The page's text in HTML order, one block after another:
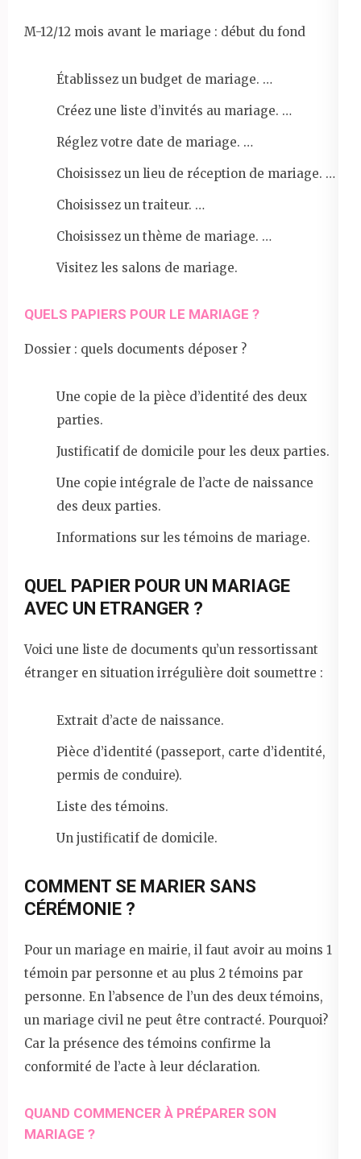
M-12/12 mois avant le mariage : début du fond
Établissez un budget de mariage. …
Créez une liste d’invités au mariage. …
Réglez votre date de mariage. …
Choisissez un lieu de réception de mariage. …
Choisissez un traiteur. …
Choisissez un thème de mariage. …
Visitez les salons de mariage.
QUELS PAPIERS POUR LE MARIAGE ?
Dossier : quels documents déposer ?
Une copie de la pièce d’identité des deux
parties.
Justificatif de domicile pour les deux parties.
Une copie intégrale de l’acte de naissance
des deux parties.
Informations sur les témoins de mariage.
QUEL PAPIER POUR UN MARIAGE
AVEC UN ETRANGER ?
Voici une liste de documents qu’un ressortissant
étranger en situation irrégulière doit soumettre :
Extrait d’acte de naissance.
Pièce d’identité (passeport, carte d’identité,
permis de conduire).
Liste des témoins.
Un justificatif de domicile.
COMMENT SE MARIER SANS
CÉRÉMONIE ?
Pour un mariage en mairie, il faut avoir au moins 1
témoin par personne et au plus 2 témoins par
personne. En l’absence de l’un des deux témoins,
un mariage civil ne peut être contracté. Pourquoi?
Car la présence des témoins confirme la
conformité de l’acte à leur déclaration.
QUAND COMMENCER À PRÉPARER SON
MARIAGE ?